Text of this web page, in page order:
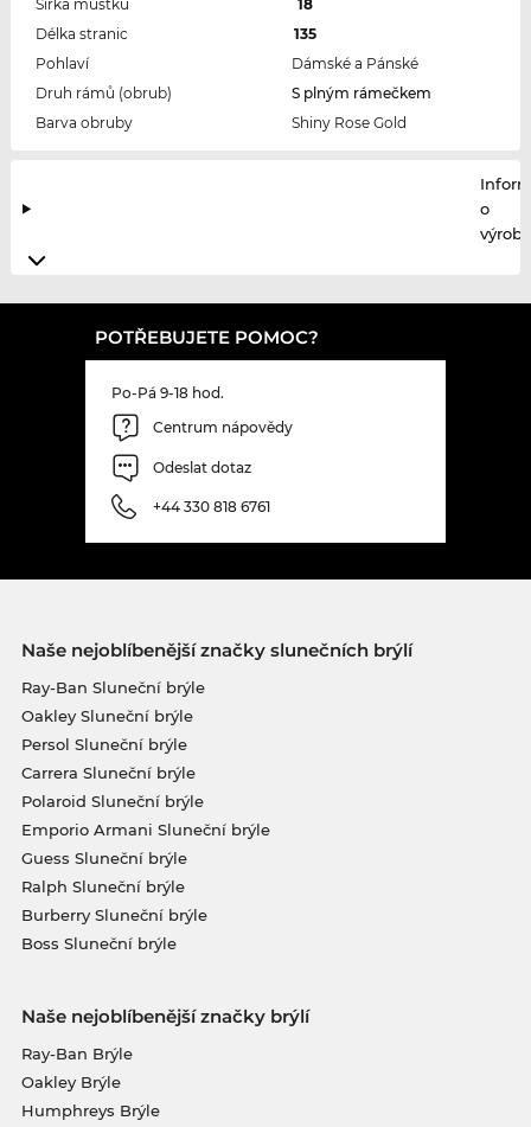
Šířka můstku
18
Délka stranic
135
Pohlaví
Dámské a Pánské
Druh rámů (obrub)
S plným rámečkem
Barva obruby
Shiny Rose Gold
o
POTŘEBUJETE POMOC?
Po-Pá 9-18 hod.
Centrum nápovědy
Odeslat dotaz
+44 330 818 6761
Naše nejoblíbenější značky slunečních brýlí
Ray-Ban Sluneční brýle
Oakley Sluneční brýle
Persol Sluneční brýle
Carrera Sluneční brýle
Polaroid Sluneční brýle
Emporio Armani Sluneční brýle
Guess Sluneční brýle
Ralph Sluneční brýle
Burberry Sluneční brýle
Boss Sluneční brýle
Naše nejoblíbenější značky brýlí
Ray-Ban Brýle
Oakley Brýle
Humphreys Brýle